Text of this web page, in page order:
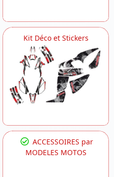
Kit Déco et Stickers
ACCESSOIRES par
MODELES MOTOS